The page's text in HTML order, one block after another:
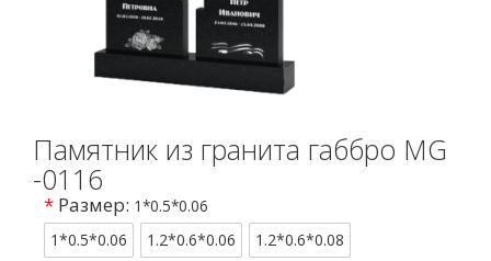
Памятник из гранита габбро MG
-0116
* Размер: 1*0.5*0.06
1*0.5*0.06
1.2*0.6*0.06 1.2*0.6*0.08